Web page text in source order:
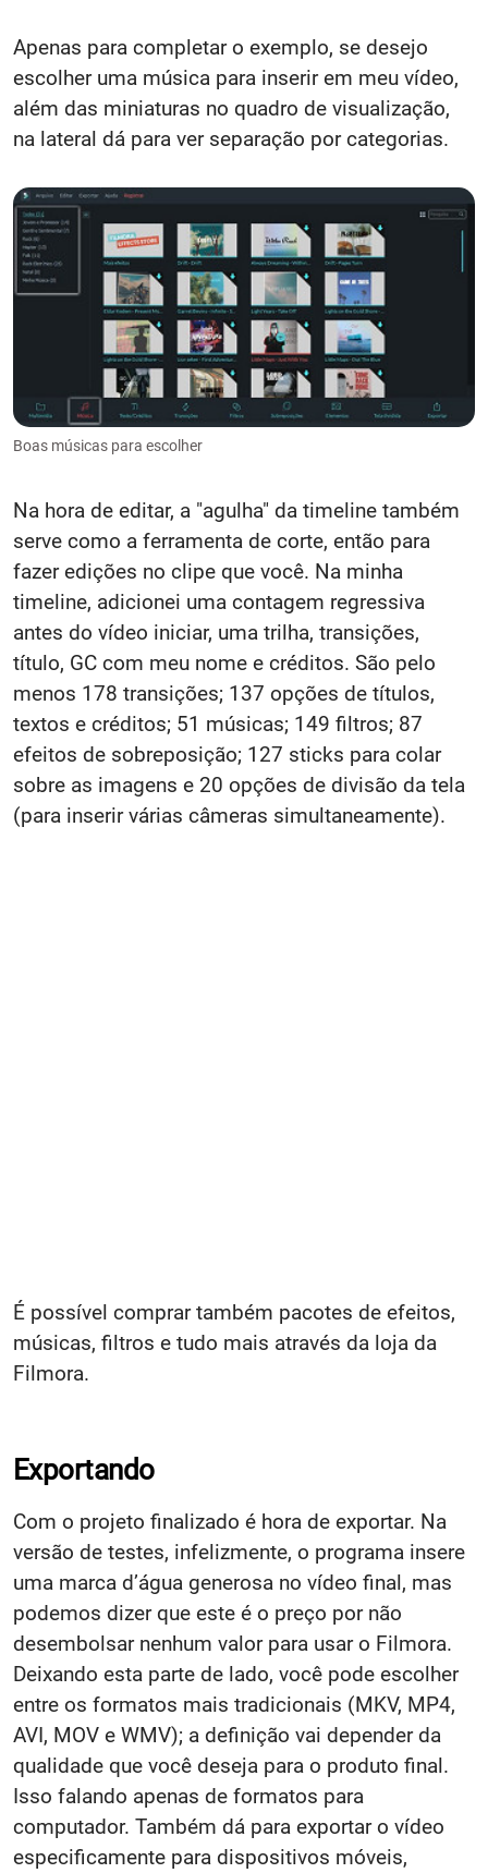
Apenas para completar o exemplo, se desejo
escolher uma música para inserir em meu vídeo,
além das miniaturas no quadro de visualização,
na lateral dá para ver separação por categorias.
Boas músicas para escolher
Na hora de editar, a "agulha" da timeline também
serve como a ferramenta de corte, então para
fazer edições no clipe que você. Na minha
timeline, adicionei uma contagem regressiva
antes do vídeo iniciar, uma trilha, transições,
título, GC com meu nome e créditos. São pelo
menos 178 transições; 137 opções de títulos,
textos e créditos; 51 músicas; 149 filtros; 87
efeitos de sobreposição; 127 sticks para colar
sobre as imagens e 20 opções de divisão da tela
(para inserir várias câmeras simultaneamente).
É possível comprar também pacotes de efeitos,
músicas, filtros e tudo mais através da loja da
Filmora.
Exportando
Com o projeto finalizado é hora de exportar. Na
versão de testes, infelizmente, o programa insere
uma marca d’água generosa no vídeo final, mas
podemos dizer que este é o preço por não
desembolsar nenhum valor para usar o Filmora.
Deixando esta parte de lado, você pode escolher
entre os formatos mais tradicionais (MKV, MP4,
AVI, MOV e WMV); a definição vai depender da
qualidade que você deseja para o produto final.
Isso falando apenas de formatos para
computador. Também dá para exportar o vídeo
especificamente para dispositivos móveis,